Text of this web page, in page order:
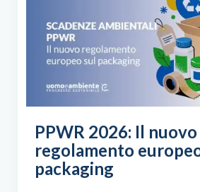
PPWR 2026: Il nuovo
regolamento
packaging